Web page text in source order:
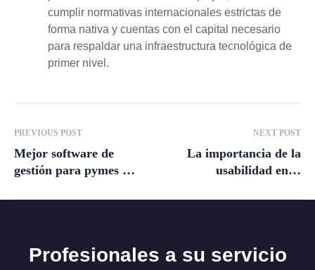
cumplir normativas internacionales estrictas de
forma nativa y cuentas con el capital necesario
para respaldar una infraestructura tecnológica de
primer nivel.
PREVIOUS POST
Mejor software de
gestión para pymes en
real 2026)
NEXT POST
La importancia de la
usabilidad en el
el éxito digital
Profesionales a su servicio